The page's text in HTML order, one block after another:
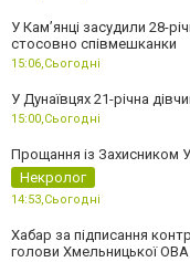
У Камʼянці засудили 28-
стосовно співмешканки
15:06,Сьогодні
У Дунаївцях 21-річна
15:00,Сьогодні
Прощання із Захисником
Некролог
14:53,Сьогодні
Хабар за підписання
голови Хмельницької ОВА